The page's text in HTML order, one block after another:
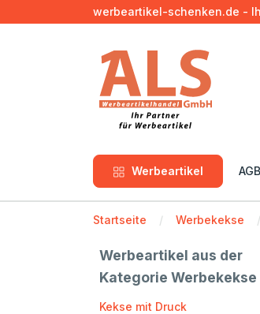
werbeartikel-schenken.de -
Werbeartikel AGB
Startseite Werbekekse
Werbeartikel aus der
Kategorie Werbekekse
Kekse mit Druck